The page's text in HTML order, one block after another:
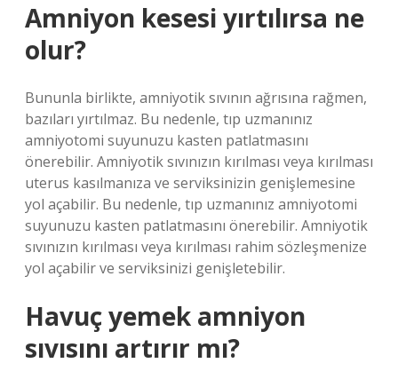
Amniyon kesesi yırtılırsa ne
olur?
Bununla birlikte, amniyotik sıvının ağrısına rağmen,
bazıları yırtılmaz. Bu nedenle, tıp uzmanınız
amniyotomi suyunuzu kasten patlatmasını
önerebilir. Amniyotik sıvınızın kırılması veya kırılması
uterus kasılmanıza ve serviksinizin genişlemesine
yol açabilir. Bu nedenle, tıp uzmanınız amniyotomi
suyunuzu kasten patlatmasını önerebilir. Amniyotik
sıvınızın kırılması veya kırılması rahim sözleşmenize
yol açabilir ve serviksinizi genişletebilir.
Havuç yemek amniyon
sıvısını artırır mı?